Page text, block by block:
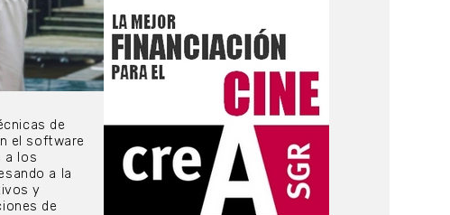
de
el software
a los
a la
y
de